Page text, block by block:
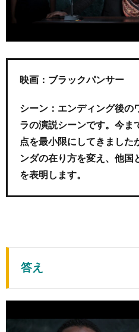
映画：ブラックパンサー
シーン：エンディング後の
ラの演説シーンです。今ま
点を最小限にしてきました
ンダの在り方を変え、他国
を表明します。
答え